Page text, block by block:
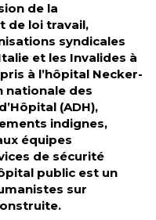
de la
de loi travail,
syndicales
et les Invalides à
à l’hôpital Necker-
nationale des
(ADH),
indignes,
équipes
de sécurité
public est un
sur